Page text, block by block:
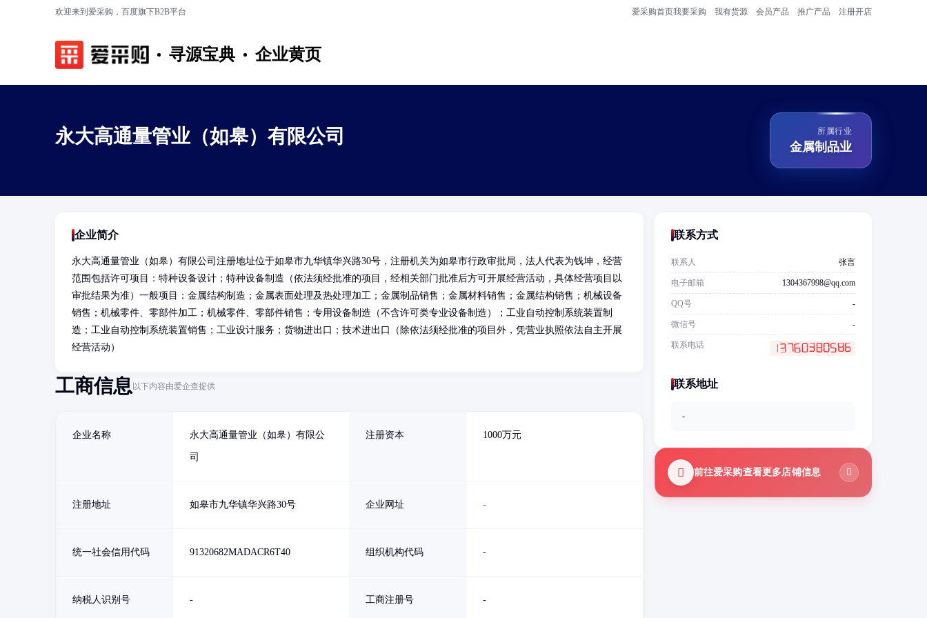
欢迎来到爱采购，百度旗下B2B平台 爱采购首页我要采购 我有货源 会员产品 推广产品 注册开店
寻源宝典 企业黄页
永大高通量管业（如皋）有限公司 所属行业
金属制品业
企业简介
永大高通量管业（如皋）有限公司注册地址位于如皋市九华镇华兴路30号，注册机关为如皋市行政审批局，法人代表为钱坤，经营
范围包括许可项目：特种设备设计；特种设备制造（依法须经批准的项目，经相关部门批准后方可开展经营活动，具体经营项目以
审批结果为准）一般项目：金属结构制造；金属表面处理及热处理加工；金属制品销售；金属材料销售；金属结构销售；机械设备
销售；机械零件、零部件加工；机械零件、零部件销售；专用设备制造（不含许可类专业设备制造）；工业自动控制系统装置制
造；工业自动控制系统装置销售；工业设计服务；货物进出口；技术进出口（除依法须经批准的项目外，凭营业执照依法自主开展
经营活动）
工商信息以下内容由爱企查提供
企业名称 永大高通量管业（如皋）有限公
司
注册资本 1000万元
注册地址 如皋市九华镇华兴路30号 企业网址 -
统一社会信用代码 91320682MADACR6T40 组织机构代码 -
纳税人识别号 - 工商注册号 -
联系方式
联系人 张言
电子邮箱 1304367998@qq.com
QQ号 -
微信号 -
联系电话
联系地址
-
前往爱采购查看更多店铺信息